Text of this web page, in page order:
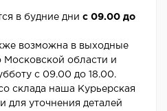
в будние дни с 09.00 до
возможна в выходные
Московской области и
с 09.00 до 18.00.
склада наша Курьерская
для уточнения деталей